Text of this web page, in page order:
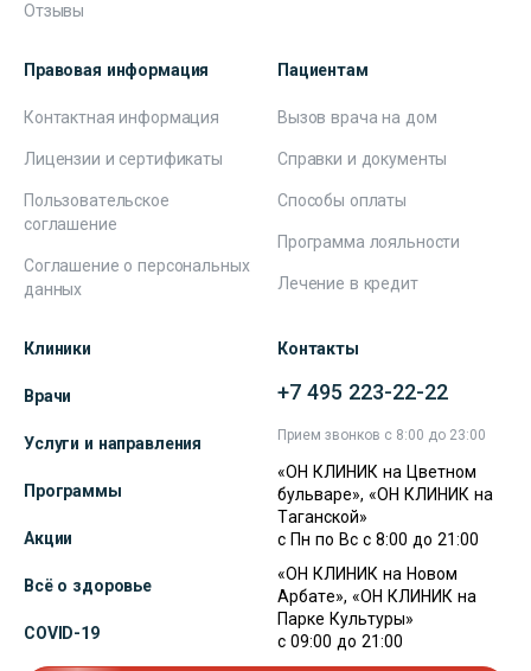
Отзывы
Правовая информация
Контактная информация
Лицензии и сертификаты
Пользовательское
соглашение
Соглашение о персональных
данных
Пациентам
Вызов врача на дом
Справки и документы
Способы оплаты
Программа лояльности
Лечение в кредит
Клиники
Врачи
Услуги и направления
Программы
Акции
Всё о здоровье
COVID-19
Контакты
+7 495 223-22-22
Прием звонков с 8:00 до 23:00
«ОН КЛИНИК на Цветном
бульваре», «ОН КЛИНИК на
Таганской»
с Пн по Вс с 8:00 до 21:00
«ОН КЛИНИК на Новом
Арбате», «ОН КЛИНИК на
Парке Культуры»
с 09:00 до 21:00